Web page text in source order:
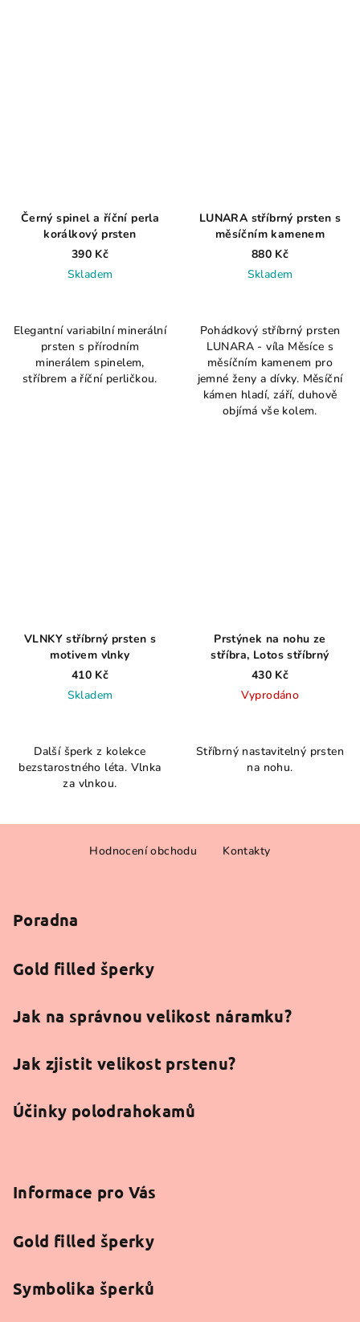
Černý spinel a říční perla
korálkový prsten
390 Kč
Skladem
Elegantní variabilní minerální
prsten s přírodním
minerálem spinelem,
stříbrem a říční perličkou.
LUNARA stříbrný prsten s
měsíčním kamenem
880 Kč
Skladem
Pohádkový stříbrný prsten
LUNARA - víla Měsíce s
měsíčním kamenem pro
jemné ženy a dívky. Měsíční
kámen hladí, září, duhově
objímá vše kolem.
VLNKY stříbrný prsten s
motivem vlnky
410 Kč
Skladem
Další šperk z kolekce
bezstarostného léta. Vlnka
za vlnkou.
Prstýnek na nohu ze
stříbra, Lotos stříbrný
430 Kč
Vyprodáno
produktu
je
Stříbrný nastavitelný prsten
na nohu.
Hodnocení obchodu Kontakty
Poradna
Gold filled šperky
Jak na správnou velikost náramku?
Jak zjistit velikost prstenu?
Účinky polodrahokamů
Informace pro Vás
Gold filled šperky
Symbolika šperků